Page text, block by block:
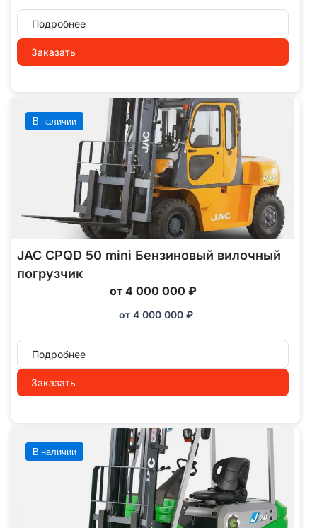
Подробнее
Заказать
В наличии
JAC CPQD 50 mini Бензиновый вилочный
погрузчик
от 4 000 000 ₽
от 4 000 000 ₽
Подробнее
Заказать
В наличии